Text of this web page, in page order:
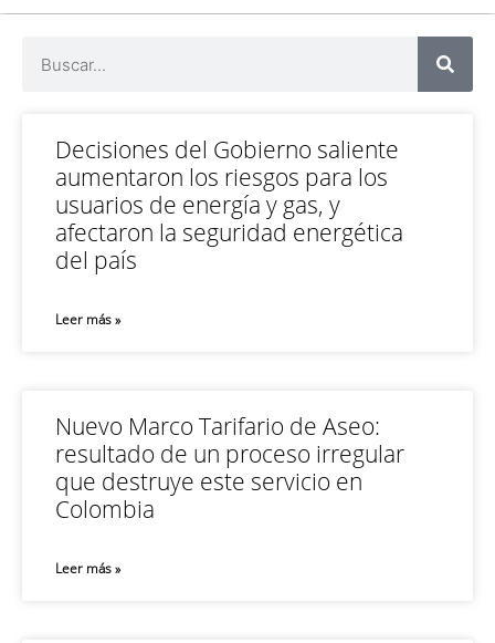
Decisiones del Gobierno saliente
aumentaron los riesgos para los
usuarios de energía y gas, y
afectaron la seguridad energética
del país
Leer más »
Nuevo Marco Tarifario de Aseo:
resultado de un proceso irregular
que destruye este servicio en
Colombia
Leer más »